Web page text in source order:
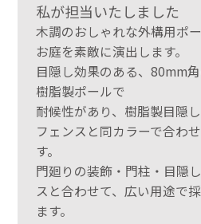
私が担当いたしました
木調のおしゃれな外構用ポー
お庭を素敵に演出します。
目隠し効果のある、80mm
樹脂製ポールで
耐候性があり、樹脂製目隠
フェンスと同カラーで合わ
す。
門廻りの装飾・門柱・目隠
スと合わせて、広い用途で
ます。